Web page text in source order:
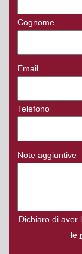
Cognome
Email
Telefono
Note aggiuntive
Dichiaro di aver
le